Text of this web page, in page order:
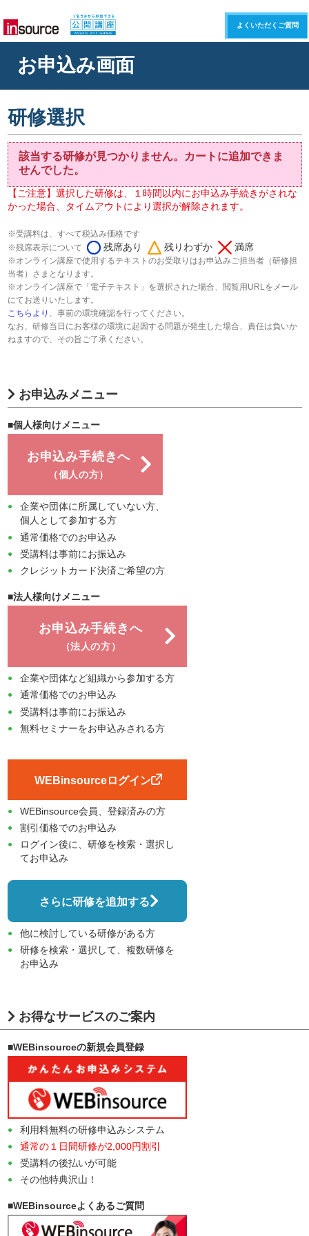
よくいただくご質問
お申込み画面
研修選択
該当する研修が見つかりません。カートに追加できま
せんでした。
【ご注意】選択した研修は、１時間以内にお申込み手続きがされな
かった場合、タイムアウトにより選択が解除されます。
※受講料は、すべて税込み価格です
※残席表示について
残席あり 残りわずか 満席
※オンライン講座で使用するテキストのお受取りはお申込みご担当者（研修担
当者）さまとなります。
※オンライン講座で「電子テキスト」を選択された場合、閲覧用URLをメール
にてお送りいたします。
こちらより 、事前の環境確認を行ってください。
なお、研修当日にお客様の環境に起因する問題が発生した場合、責任は負いか
ねますので、その旨ご了承ください。
お申込みメニュー
■個人様向けメニュー
お申込み手続きへ
（個人の方）
企業や団体に所属していない方、
個人として参加する方
通常価格でのお申込み
受講料は事前にお振込み
クレジットカード決済ご希望の方
■法人様向けメニュー
お申込み手続きへ
（法人の方）
企業や団体など組織から参加する方
通常価格でのお申込み
受講料は事前にお振込み
無料セミナーをお申込みされる方
WEBinsourceログイン
WEBinsource会員、登録済みの方
割引価格でのお申込み
ログイン後に、研修を検索・選択し
てお申込み
さらに研修を追加する
他に検討している研修がある方
研修を検索・選択して、複数研修を
お申込み
お得なサービスのご案内
■WEBinsourceの新規会員登録
利用料無料の研修申込みシステム
通常の１日間研修が2,000円割引
受講料の後払いが可能
その他特典沢山！
■WEBinsourceよくあるご質問